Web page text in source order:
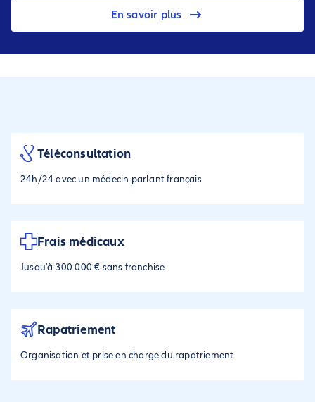
En savoir plus
Téléconsultation
24h/24 avec un médecin parlant français
Frais médicaux
Jusqu'à 300 000 € sans franchise
Rapatriement
Organisation et prise en charge du rapatriement